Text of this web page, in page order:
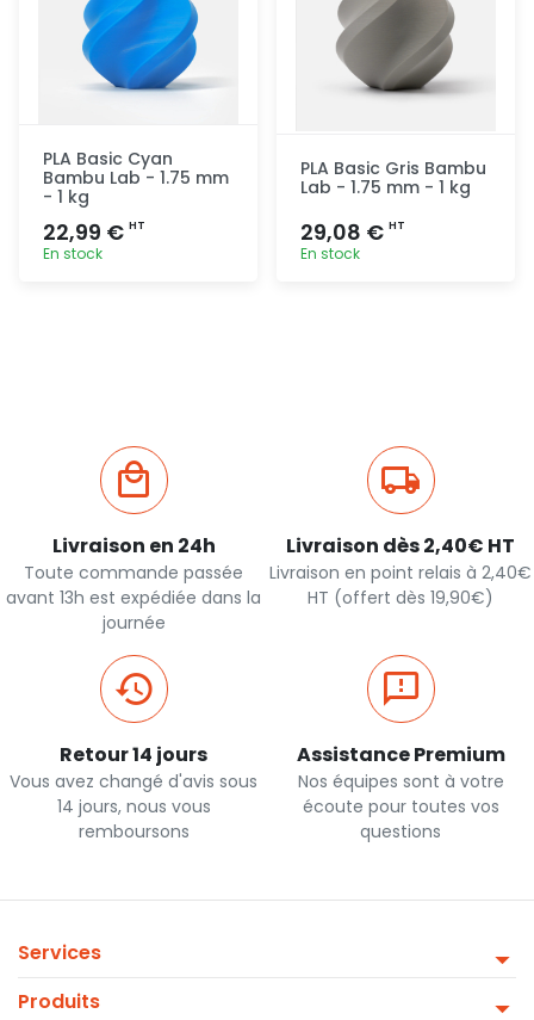
PLA Basic Cyan
Bambu Lab - 1.75 mm
- 1 kg
22,99 € HT
En stock
PLA Basic Gris Bambu
Lab - 1.75 mm - 1 kg
29,08 € HT
En stock
Livraison en 24h
Toute commande passée
avant 13h est expédiée dans la
journée
Livraison dès 2,40€ HT
Livraison en point relais à 2,40€
HT (offert dès 19,90€)
Retour 14 jours
Vous avez changé d'avis sous
14 jours, nous vous
remboursons
Assistance Premium
Nos équipes sont à votre
écoute pour toutes vos
questions
Services
Produits